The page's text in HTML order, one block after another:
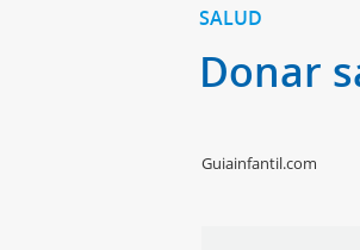
SALUD
Donar
Guiainfantil.com